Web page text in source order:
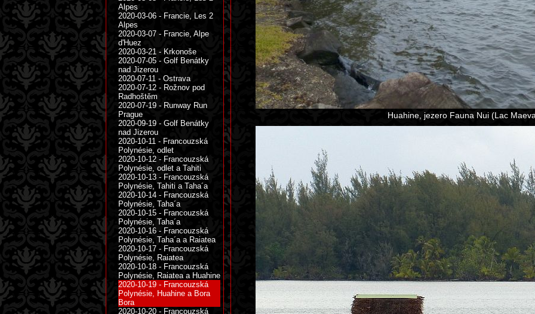
Huahine, jezero Fauna Nui (Lac
Alpes
2020-03-06 - Francie, Les 2
Alpes
2020-03-07 - Francie, Alpe
d'Huez
2020-03-21 - Krkonoše
2020-07-05 - Golf Benátky
nad Jizerou
2020-07-11 - Ostrava
2020-07-12 - Rožnov pod
Radhoštěm
2020-07-19 - Runway Run
Prague
2020-09-19 - Golf Benátky
nad Jizerou
2020-10-11 - Francouzská
Polynésie, odlet
2020-10-12 - Francouzská
Polynésie, odlet a Tahiti
2020-10-13 - Francouzská
Polynésie, Tahiti a Taha´a
2020-10-14 - Francouzská
Polynésie, Taha´a
2020-10-15 - Francouzská
Polynésie, Taha´a
2020-10-16 - Francouzská
Polynésie, Taha´a a Raiatea
2020-10-17 - Francouzská
Polynésie, Raiatea
2020-10-18 - Francouzská
Polynésie, Raiatea a Huahine
2020-10-19 - Francouzská
Polynésie, Huahine a Bora
Bora
2020-10-20 - Francouzská